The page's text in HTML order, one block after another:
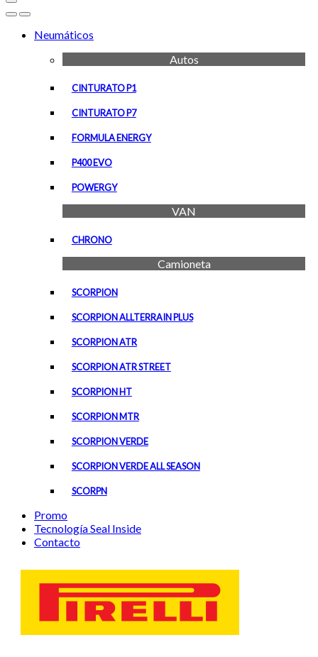
OpenClose
Neumáticos
Autos
CINTURATO P1
CINTURATO P7
FORMULA ENERGY
P400 EVO
POWERGY
VAN
CHRONO
Camioneta
SCORPION
SCORPION ALLTERRAIN PLUS
SCORPION ATR
SCORPION ATR STREET
SCORPION HT
SCORPION MTR
SCORPION VERDE
SCORPION VERDE ALL SEASON
SCORPN
Promo
Tecnología Seal Inside
Contacto